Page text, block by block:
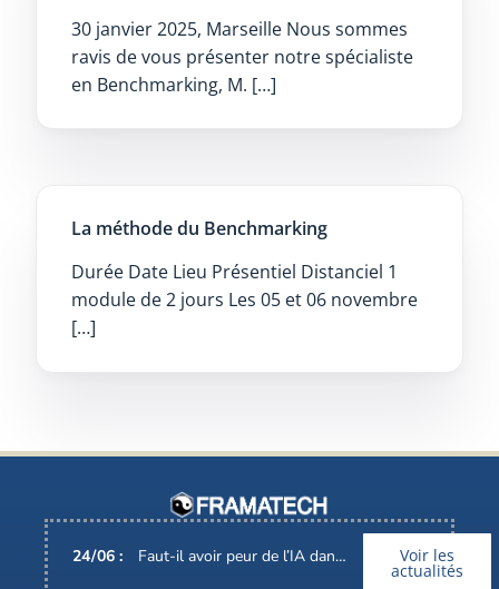
30 janvier 2025, Marseille Nous sommes
ravis de vous présenter notre spécialiste
en Benchmarking, M. […]
La méthode du Benchmarking
Durée Date Lieu Présentiel Distanciel 1
module de 2 jours Les 05 et 06 novembre
[…]
24/06 : Faut-il avoir peur de l’IA dans nos métiers ? Voir les
actualités